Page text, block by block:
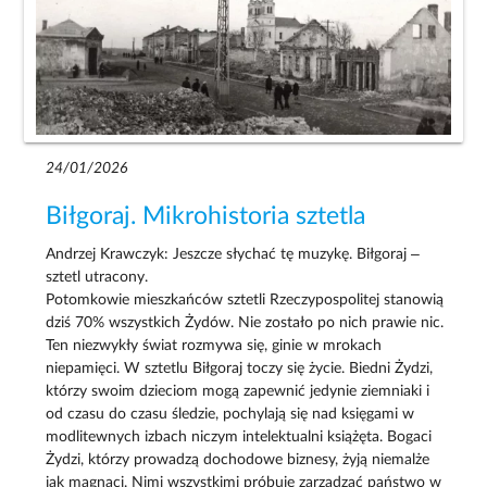
24/01/2026
Biłgoraj. Mikrohistoria sztetla
Andrzej Krawczyk: Jeszcze słychać tę muzykę. Biłgoraj –
sztetl utracony.
Potomkowie mieszkańców sztetli Rzeczypospolitej stanowią
dziś 70% wszystkich Żydów. Nie zostało po nich prawie nic.
Ten niezwykły świat rozmywa się, ginie w mrokach
niepamięci. W sztetlu Biłgoraj toczy się życie. Biedni Żydzi,
którzy swoim dzieciom mogą zapewnić jedynie ziemniaki i
od czasu do czasu śledzie, pochylają się nad księgami w
modlitewnych izbach niczym intelektualni książęta. Bogaci
Żydzi, którzy prowadzą dochodowe biznesy, żyją niemalże
jak magnaci. Nimi wszystkimi próbuje zarządzać państwo w